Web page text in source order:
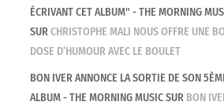
ÉCRIVANT CET ALBUM" - THE MORNING
SURCHRISTOPHE MALI NOUS OFFRE UNE
DOSE D’HUMOUR AVEC LE BOULET
BON IVER ANNONCE LA SORTIE DE SON
ALBUM - THE MORNING MUSICSUR BON